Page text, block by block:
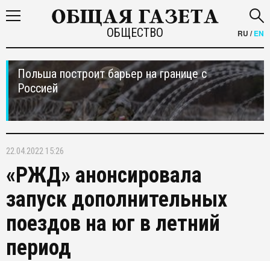
ОБЩЕСТВО RU /EN
Польша построит барьер на границе с
Россией
22.04.2022 15:26
«РЖД» анонсировала
запуск дополнительных
поездов на юг в летний
период